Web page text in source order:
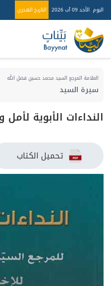
اليوم الأحد 09 آب 2026 التاريخ الهجري
العلامة المرجع السيد محمد حسين فضل الله
سيرة السيد
النداءات الأبوية لأمل
تحميل الكتاب